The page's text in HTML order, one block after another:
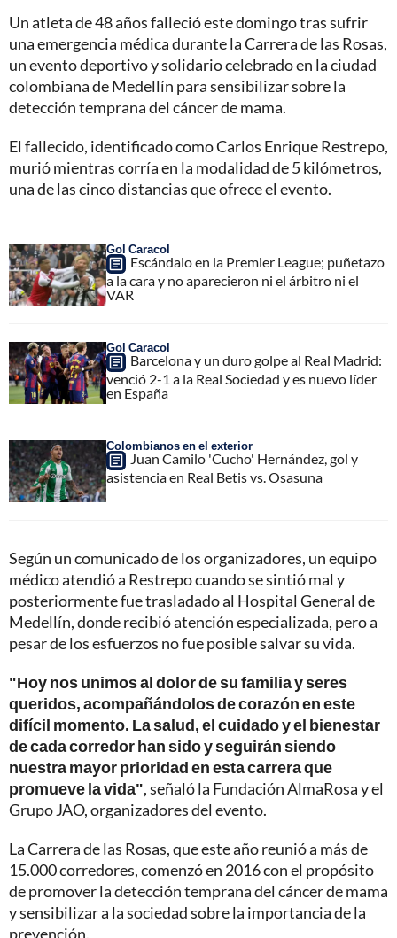
Un atleta de 48 años falleció este domingo tras sufrir
una emergencia médica durante la Carrera de las Rosas,
un evento deportivo y solidario celebrado en la ciudad
colombiana de Medellín para sensibilizar sobre la
detección temprana del cáncer de mama.
El fallecido, identificado como Carlos Enrique Restrepo,
murió mientras corría en la modalidad de 5 kilómetros,
una de las cinco distancias que ofrece el evento.
Gol Caracol
Escándalo en la Premier League; puñetazo
a la cara y no aparecieron ni el árbitro ni el
VAR
Gol Caracol
Barcelona y un duro golpe al Real Madrid:
venció 2-1 a la Real Sociedad y es nuevo líder
en España
Colombianos en el exterior
Juan Camilo 'Cucho' Hernández, gol y
asistencia en Real Betis vs. Osasuna
Según un comunicado de los organizadores, un equipo
médico atendió a Restrepo cuando se sintió mal y
posteriormente fue trasladado al Hospital General de
Medellín, donde recibió atención especializada, pero a
pesar de los esfuerzos no fue posible salvar su vida.
"Hoy nos unimos al dolor de su familia y seres
queridos, acompañándolos de corazón en este
difícil momento. La salud, el cuidado y el bienestar
de cada corredor han sido y seguirán siendo
nuestra mayor prioridad en esta carrera que
promueve la vida", señaló la Fundación AlmaRosa y el
Grupo JAO, organizadores del evento.
La Carrera de las Rosas, que este año reunió a más de
15.000 corredores, comenzó en 2016 con el propósito
de promover la detección temprana del cáncer de mama
y sensibilizar a la sociedad sobre la importancia de la
prevención.